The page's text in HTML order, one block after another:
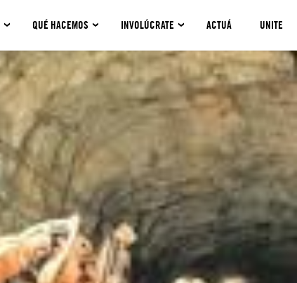
QUÉ HACEMOS INVOLÚCRATE ACTUÁ UNITE